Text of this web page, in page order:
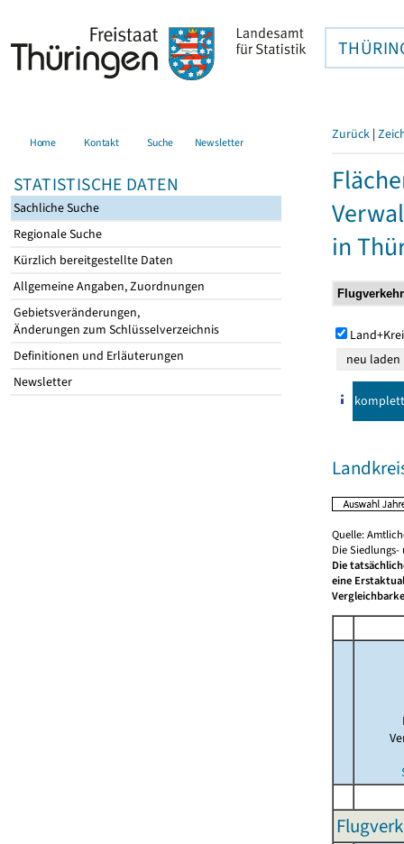
Home Kontakt Suche Newsletter
STATISTISCHE DATEN
Sachliche Suche
Regionale Suche
Kürzlich bereitgestellte Daten
Allgemeine Angaben, Zuordnungen
Gebietsveränderungen,
Änderungen zum Schlüsselverzeichnis
Definitionen und Erläuterungen
Newsletter
Zurück |
in
komplett
Quelle:
Die
Die
eine